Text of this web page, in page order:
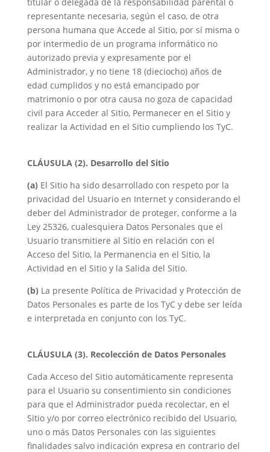
representante necesaria, según el caso, de otra
persona humana que Accede al Sitio, por sí misma o
por intermedio de un programa informático no
autorizado previa y expresamente por el
Administrador, y no tiene 18 (dieciocho) años de
edad cumplidos y no está emancipado por
matrimonio o por otra causa no goza de capacidad
civil para Acceder al Sitio, Permanecer en el Sitio y
realizar la Actividad en el Sitio cumpliendo los TyC.
CLÁUSULA (2). Desarrollo del Sitio
(a) El Sitio ha sido desarrollado con respeto por la
privacidad del Usuario en Internet y considerando el
deber del Administrador de proteger, conforme a la
Ley 25326, cualesquiera Datos Personales que el
Usuario transmitiere al Sitio en relación con el
Acceso del Sitio, la Permanencia en el Sitio, la
Actividad en el Sitio y la Salida del Sitio.
(b) La presente Política de Privacidad y Protección de
Datos Personales es parte de los TyC y debe ser leída
e interpretada en conjunto con los TyC.
CLÁUSULA (3). Recolección de Datos Personales
Cada Acceso del Sitio automáticamente representa
para el Usuario su consentimiento sin condiciones
para que el Administrador pueda recolectar, en el
Sitio y/o por correo electrónico recibido del Usuario,
uno o más Datos Personales con las siguientes
finalidades salvo indicación expresa en contrario del